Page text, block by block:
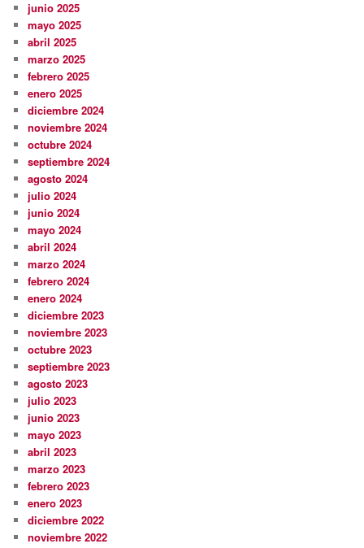
junio 2025
mayo 2025
abril 2025
marzo 2025
febrero 2025
enero 2025
diciembre 2024
noviembre 2024
octubre 2024
septiembre 2024
agosto 2024
julio 2024
junio 2024
mayo 2024
abril 2024
marzo 2024
febrero 2024
enero 2024
diciembre 2023
noviembre 2023
octubre 2023
septiembre 2023
agosto 2023
julio 2023
junio 2023
mayo 2023
abril 2023
marzo 2023
febrero 2023
enero 2023
diciembre 2022
noviembre 2022